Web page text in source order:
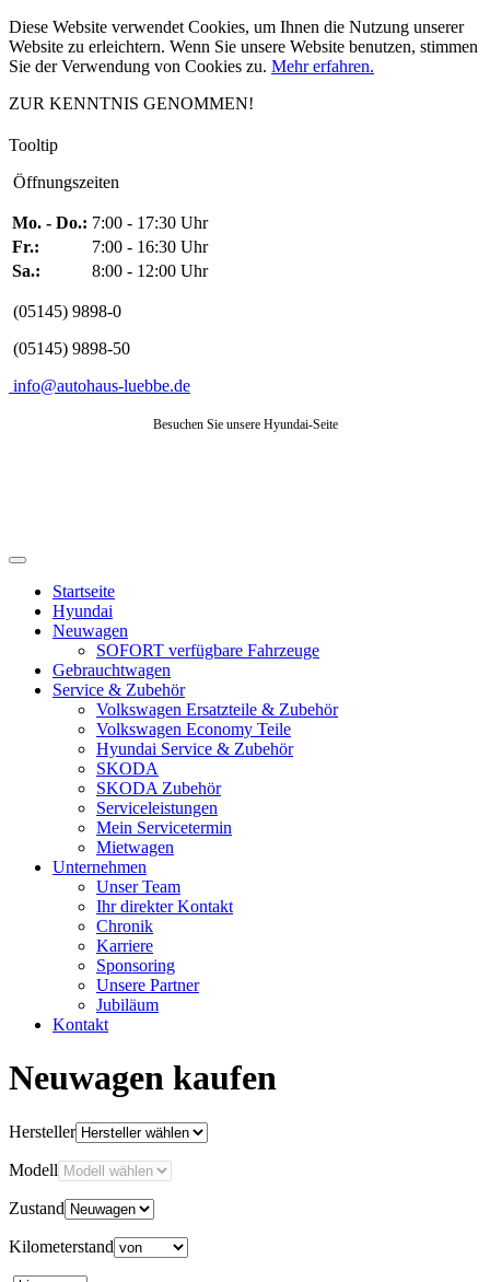
Diese Website verwendet Cookies, um Ihnen die Nutzung unserer
Website zu erleichtern. Wenn Sie unsere Website benutzen, stimmen
Sie der Verwendung von Cookies zu. Mehr erfahren.
ZUR KENNTNIS GENOMMEN!
Tooltip
Öffnungszeiten
Mo. - Do.: 7:00 - 17:30 Uhr
Fr.:
7:00 - 16:30 Uhr
Sa.:
8:00 - 12:00 Uhr
(05145) 9898-0
(05145) 9898-50
info@autohaus-luebbe.de
Besuchen Sie unsere Hyundai-Seite
Startseite
Hyundai
Neuwagen
SOFORT verfügbare Fahrzeuge
Gebrauchtwagen
Service & Zubehör
Volkswagen Ersatzteile & Zubehör
Volkswagen Economy Teile
Hyundai Service & Zubehör
SKODA
SKODA Zubehör
Serviceleistungen
Mein Servicetermin
Mietwagen
Unternehmen
Unser Team
Ihr direkter Kontakt
Chronik
Karriere
Sponsoring
Unsere Partner
Jubiläum
Kontakt
Neuwagen kaufen
Hersteller
Modell
Zustand
Kilometerstand